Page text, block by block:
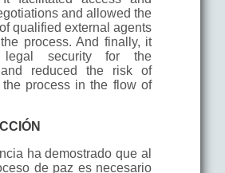
and allowed the
qualified external agents
process. And finally, it
legal security for the
and reduced the risk of
the process in the flow of
ha demostrado que al
de paz es necesario